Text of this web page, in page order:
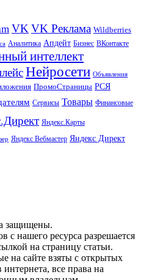
VK VK Реклама Wildberries
Аналитика Апдейт Бизнес ВКонтакте
интеллект
Нейросети Объявления
ПромоСтраницы РСЯ
Сервисы Товары Финансовые
Яндекс.Карты
Яндекс Вебмастер Яндекс Директ
защищены.
с нашего ресурса разрешается
на страницу статьи.
на сайте взяты с открытых
все права на